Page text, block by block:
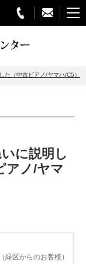
ター
た（中古ピアノ/ヤマハ/C5）
に説明し
アノ/ヤマ
（緑区からのお客様）